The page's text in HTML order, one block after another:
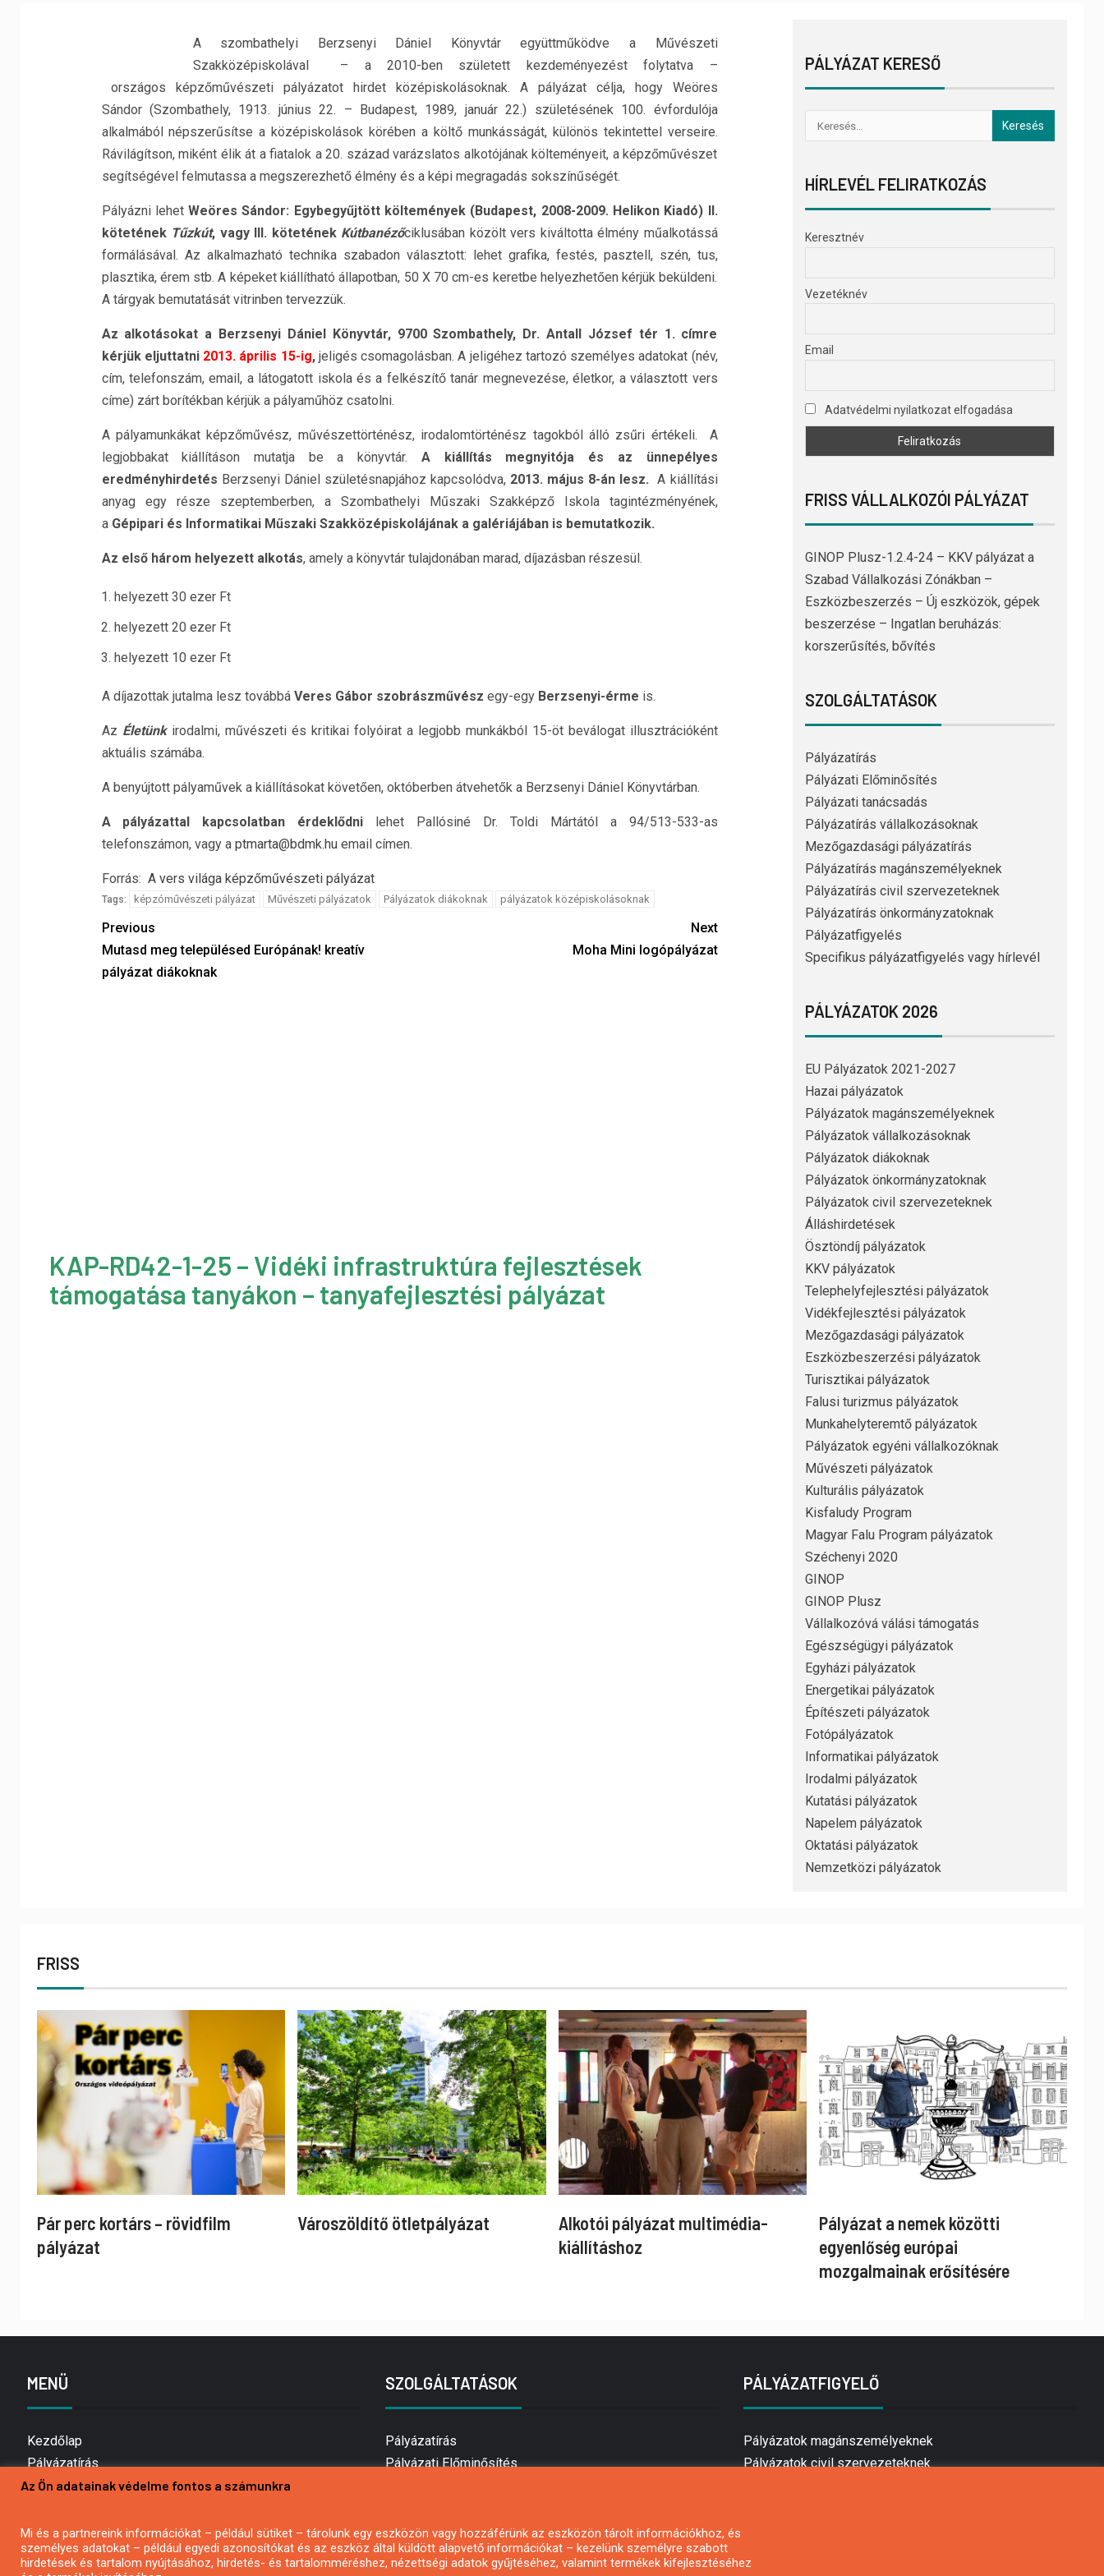
A szombathelyi Berzsenyi Dániel Könyvtár együttműködve a Művészeti
Szakközépiskolával – a 2010-ben született kezdeményezést folytatva –
országos képzőművészeti pályázatot hirdet középiskolásoknak. A pályázat célja, hogy Weöres
Sándor (Szombathely, 1913. június 22. – Budapest, 1989, január 22.) születésének 100. évfordulója
alkalmából népszerűsítse a középiskolások körében a költő munkásságát, különös tekintettel verseire.
Rávilágítson, miként élik át a fiatalok a 20. század varázslatos alkotójának költeményeit, a képzőművészet
segítségével felmutassa a megszerezhető élmény és a képi megragadás sokszínűségét.
Pályázni lehetWeöres Sándor: Egybegyűjtött költemények (Budapest, 2008-2009. Helikon Kiadó) II.
kötetének Tűzkút, vagy III. kötetének Kútbanézőciklusában közölt vers kiváltotta élmény műalkotássá
formálásával. Az alkalmazható technika szabadon választott: lehet grafika, festés, pasztell, szén, tus,
plasztika, érem stb. A képeket kiállítható állapotban, 50 X 70 cm-es keretbe helyezhetően kérjük beküldeni.
A tárgyak bemutatását vitrinben tervezzük.
Az alkotásokat a Berzsenyi Dániel Könyvtár, 9700 Szombathely, Dr. Antall József tér 1. címre
kérjük eljuttatni 2013. április 15-ig,jeligés csomagolásban. A jeligéhez tartozó személyes adatokat (név,
cím, telefonszám, email, a látogatott iskola és a felkészítő tanár megnevezése, életkor, a választott vers
címe) zárt borítékban kérjük a pályaműhöz csatolni.
A pályamunkákat képzőművész, művészettörténész, irodalomtörténész tagokból álló zsűri értékeli. A
legjobbakat kiállításon mutatja be a könyvtár. A kiállítás megnyitója és az ünnepélyes
eredményhirdetés Berzsenyi Dániel születésnapjához kapcsolódva, 2013. május 8-án lesz. A kiállítási
anyag egy része szeptemberben, a Szombathelyi Műszaki Szakképző Iskola tagintézményének,
a Gépipari és Informatikai Műszaki Szakközépiskolájának a galériájában is bemutatkozik.
Az első három helyezett alkotás, amely a könyvtár tulajdonában marad, díjazásban részesül.
helyezett 30 ezer Ft
helyezett 20 ezer Ft
helyezett 10 ezer Ft
A díjazottak jutalma lesz továbbá Veres Gábor szobrászművész egy-egy Berzsenyi-érme is.
Az Életünk irodalmi, művészeti és kritikai folyóirat a legjobb munkákból 15-öt beválogat illusztrációként
aktuális számába.
A benyújtott pályaművek a kiállításokat követően, októberben átvehetők a Berzsenyi Dániel Könyvtárban.
A pályázattal kapcsolatban érdeklődni lehet Pallósiné Dr. Toldi Mártától a 94/513-533-as
telefonszámon, vagy a ptmarta@bdmk.huemail címen.
Forrás: A vers világa képzőművészeti pályázat
Tags: képzóművészeti pályázat Művészeti pályázatok Pályázatok diákoknak pályázatok középiskolásoknak
Previous
Mutasd meg településed Európának! kreatív
pályázat diákoknak
Next
Moha Mini logópályázat
KAP-RD42-1-25 – Vidéki infrastruktúra fejlesztések
támogatása tanyákon – tanyafejlesztési pályázat
PÁLYÁZAT KERESŐ
HÍRLEVÉL FELIRATKOZÁS
Keresztnév
Vezetéknév
Email
Adatvédelmi nyilatkozat elfogadása
FRISS VÁLLALKOZÓI PÁLYÁZAT
GINOP Plusz-1.2.4-24 – KKV pályázat a
Szabad Vállalkozási Zónákban –
Eszközbeszerzés – Új eszközök, gépek
beszerzése – Ingatlan beruházás:
korszerűsítés, bővítés
SZOLGÁLTATÁSOK
Pályázatírás
Pályázati Előminősítés
Pályázati tanácsadás
Pályázatírás vállalkozásoknak
Mezőgazdasági pályázatírás
Pályázatírás magánszemélyeknek
Pályázatírás civil szervezeteknek
Pályázatírás önkormányzatoknak
Pályázatfigyelés
Specifikus pályázatfigyelés vagy hírlevél
PÁLYÁZATOK 2026
EU Pályázatok 2021-2027
Hazai pályázatok
Pályázatok magánszemélyeknek
Pályázatok vállalkozásoknak
Pályázatok diákoknak
Pályázatok önkormányzatoknak
Pályázatok civil szervezeteknek
Álláshirdetések
Ösztöndíj pályázatok
KKV pályázatok
Telephelyfejlesztési pályázatok
Vidékfejlesztési pályázatok
Mezőgazdasági pályázatok
Eszközbeszerzési pályázatok
Turisztikai pályázatok
Falusi turizmus pályázatok
Munkahelyteremtő pályázatok
Pályázatok egyéni vállalkozóknak
Művészeti pályázatok
Kulturális pályázatok
Kisfaludy Program
Magyar Falu Program pályázatok
Széchenyi 2020
GINOP
GINOP Plusz
Vállalkozóvá válási támogatás
Egészségügyi pályázatok
Egyházi pályázatok
Energetikai pályázatok
Építészeti pályázatok
Fotópályázatok
Informatikai pályázatok
Irodalmi pályázatok
Kutatási pályázatok
Napelem pályázatok
Oktatási pályázatok
Nemzetközi pályázatok
FRISS
Pár perc kortárs – rövidfilm
pályázat
Városzöldítő ötletpályázat
Alkotói pályázat multimédia-
kiállításhoz
Pályázat a nemek közötti
egyenlőség európai
mozgalmainak erősítésére
MENÜ
Kezdőlap
Pályázatírás
Bemutatkozás
Hírlevél feliratkozás
Impresszum
SZOLGÁLTATÁSOK
Pályázatírás
Pályázati Előminősítés
Mezőgazdasági pályázatírás
Pályázatírás magánszemélyeknek
PÁLYÁZATFIGYELŐ
Pályázatok magánszemélyeknek
Pályázatok civil szervezeteknek
Az Ön adatainak védelme fontos a számunkra
Mi és a partnereink információkat – például sütiket – tárolunk egy eszközön vagy hozzáférünk az eszközön tárolt információkhoz, és
személyes adatokat – például egyedi azonosítókat és az eszköz által küldött alapvető információkat – kezelünk személyre szabott
hirdetések és tartalom nyújtásához, hirdetés- és tartalomméréshez, nézettségi adatok gyűjtéséhez, valamint termékek kifejlesztéséhez